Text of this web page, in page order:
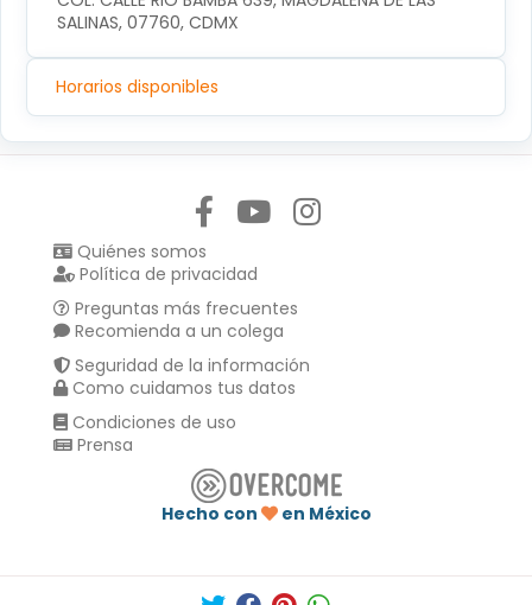
SALINAS, 07760, CDMX
Horarios disponibles
Quiénes somos
Política de privacidad
Preguntas más frecuentes
Recomienda a un colega
Seguridad de la información
Como cuidamos tus datos
Condiciones de uso
Prensa
Hecho con
en México